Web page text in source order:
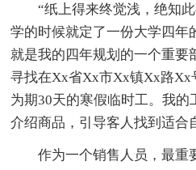
“纸上得来终觉浅，绝知此
学的时候就定了一份大学四年
就是我的四年规划的一个重要
寻找在Xx省Xx市Xx镇Xx路Xx
为期30天的寒假临时工。我的
介绍商品，引导客人找到适合
作为一个销售人员，最重